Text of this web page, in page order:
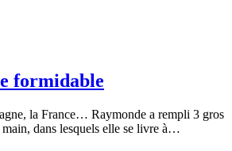
formidable
la France… Raymonde a rempli 3 gros
dans lesquels elle se livre à…